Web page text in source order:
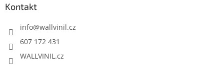
Kontakt
info@wallvinil.cz
607 172 431
WALLVINIL.cz